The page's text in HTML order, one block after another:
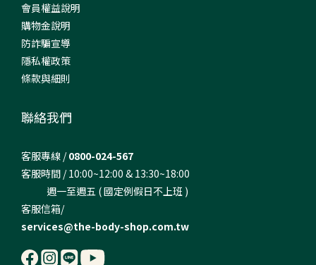
會員權益說明
購物金說明
防詐騙宣導
隱私權政策
條款與細則
聯絡我們
客服專線 /0800-024-567
客服時間 / 10:00~12:00 & 13:30~18:00
週一至週五 ( 國定例假日不上班 )
客服信箱/
services@the-body-shop.com.tw